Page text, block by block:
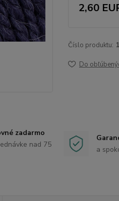
2,60
Číslo produktu:
Do
zadarmo
nad 75
a